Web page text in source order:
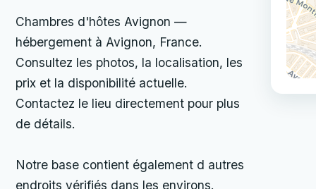
Chambres d'hôtes Avignon —
hébergement à Avignon, France.
Consultez les photos, la localisation, les
prix et la disponibilité actuelle.
Contactez le lieu directement pour plus
de détails.
Notre base contient également d autres
endroits vérifiés dans les environs.